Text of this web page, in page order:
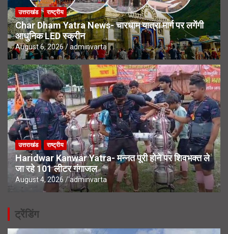
उत्तराखंड राष्ट्रीय
Char Dham Yatra News- चारधाम यात्रा मार्ग पर लगेंगी
आधुनिक LED स्क्रीन
August 6, 2026 adminvarta
उत्तराखंड राष्ट्रीय
Haridwar Kanwar Yatra- मन्नत पूरी होने पर शिवभक्त ले
जा रहे 101 लीटर गंगाजल
August 4, 2026 adminvarta
ट्रेंडिंग